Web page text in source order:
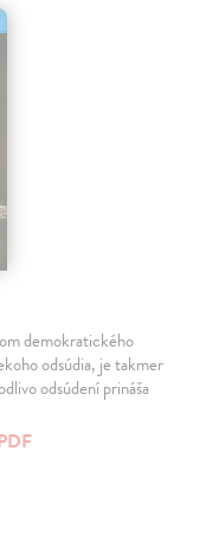
demokratického
odsúdia, je takmer
odsúdení prináša